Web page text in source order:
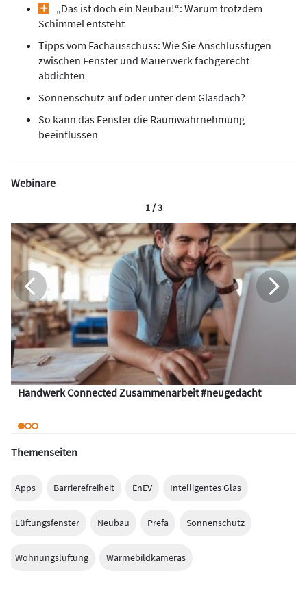
„Das ist doch ein Neubau!“: Warum trotzdem
Schimmel entsteht
Tipps vom Fachausschuss: Wie Sie Anschlussfugen
zwischen Fenster und Mauerwerk fachgerecht
abdichten
Sonnenschutz auf oder unter dem Glasdach?
So kann das Fenster die Raumwahrnehmung
beeinflussen
Webinare
Handwerk Connected Zusammenarbeit #neugedacht
1 / 3
Themenseiten
Apps Barrierefreiheit EnEV Intelligentes Glas
Lüftungsfenster Neubau Prefa Sonnenschutz
Wohnungslüftung Wärmebildkameras